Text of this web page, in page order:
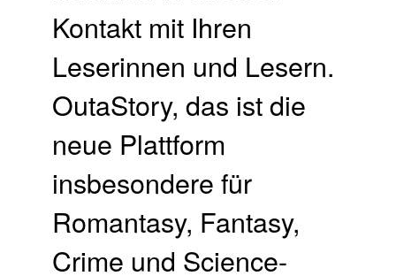
Kontakt mit Ihren
Leserinnen und Lesern.
OutaStory, das ist die
neue Plattform
insbesondere für
Romantasy, Fantasy,
Crime und Science-